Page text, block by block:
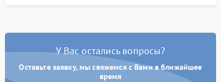
У Вас остались вопросы?
Оставьте заявку, мы свяжемся с Вами в ближайшее
время